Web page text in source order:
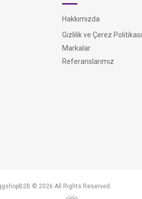
Hakkımızda
Gizlilik ve Çerez Politikası
Markalar
Referanslarımız
© 2026 All Rights Reserved.